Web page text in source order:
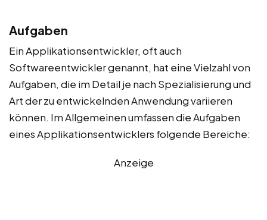
Aufgaben
Ein Applikationsentwickler, oft auch
Softwareentwickler genannt, hat eine Vielzahl von
Aufgaben, die im Detail je nach Spezialisierung und
Art der zu entwickelnden Anwendung variieren
können. Im Allgemeinen umfassen die Aufgaben
eines Applikationsentwicklers folgende Bereiche:
Anzeige